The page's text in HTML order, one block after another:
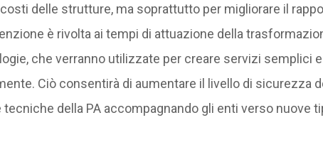
delle strutture, ma soprattutto per migliorare il
è rivolta ai tempi di attuazione della
che verranno utilizzate per creare servizi semplici
Ciò consentirà di aumentare il livello di sicurezza
della PA accompagnando gli enti verso nuove